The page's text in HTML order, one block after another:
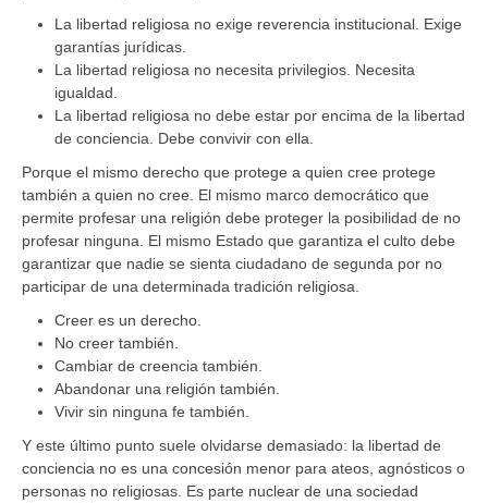
La libertad religiosa no exige reverencia institucional. Exige
garantías jurídicas.
La libertad religiosa no necesita privilegios. Necesita
igualdad.
La libertad religiosa no debe estar por encima de la libertad
de conciencia. Debe convivir con ella.
Porque el mismo derecho que protege a quien cree protege
también a quien no cree. El mismo marco democrático que
permite profesar una religión debe proteger la posibilidad de no
profesar ninguna. El mismo Estado que garantiza el culto debe
garantizar que nadie se sienta ciudadano de segunda por no
participar de una determinada tradición religiosa.
Creer es un derecho.
No creer también.
Cambiar de creencia también.
Abandonar una religión también.
Vivir sin ninguna fe también.
Y este último punto suele olvidarse demasiado: la libertad de
conciencia no es una concesión menor para ateos, agnósticos o
personas no religiosas. Es parte nuclear de una sociedad